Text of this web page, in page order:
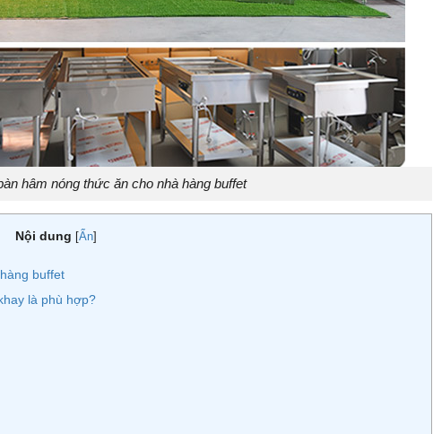
hâm nóng thức ăn cho nhà hàng buffet
Nội dung [Ẩn]
buffet
là phù hợp?